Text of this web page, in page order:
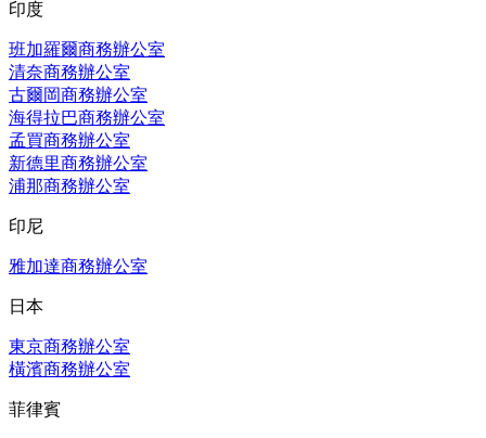
印度
班加羅爾商務辦公室
清奈商務辦公室
古爾岡商務辦公室
海得拉巴商務辦公室
孟買商務辦公室
新德里商務辦公室
浦那商務辦公室
印尼
雅加達商務辦公室
日本
東京商務辦公室
橫濱商務辦公室
菲律賓